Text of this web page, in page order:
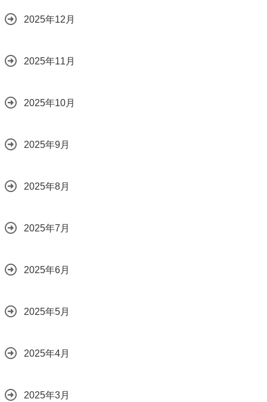
2025年12月
2025年11月
2025年10月
2025年9月
2025年8月
2025年7月
2025年6月
2025年5月
2025年4月
2025年3月